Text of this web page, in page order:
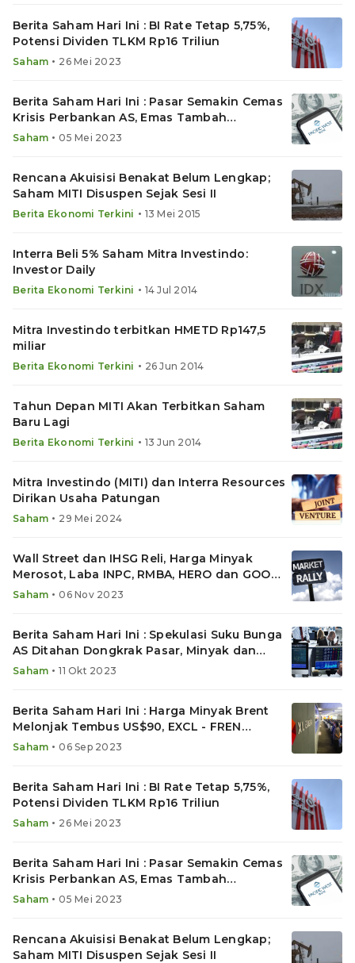
Berita Saham Hari Ini : BI Rate Tetap 5,75%,
Potensi Dividen TLKM Rp16 Triliun
Saham • 26 Mei 2023
Berita Saham Hari Ini : Pasar Semakin Cemas
Krisis Perbankan AS, Emas Tambah
Mengkilap
Saham • 05 Mei 2023
Rencana Akuisisi Benakat Belum Lengkap;
Saham MITI Disuspen Sejak Sesi II
Berita Ekonomi Terkini • 13 Mei 2015
Interra Beli 5% Saham Mitra Investindo:
Investor Daily
Berita Ekonomi Terkini • 14 Jul 2014
Mitra Investindo terbitkan HMETD Rp147,5
miliar
Berita Ekonomi Terkini • 26 Jun 2014
Tahun Depan MITI Akan Terbitkan Saham
Baru Lagi
Berita Ekonomi Terkini • 13 Jun 2014
Mitra Investindo (MITI) dan Interra Resources
Dirikan Usaha Patungan
Saham • 29 Mei 2024
Wall Street dan IHSG Reli, Harga Minyak
Merosot, Laba INPC, RMBA, HERO dan GOOD
Melesat
Saham • 06 Nov 2023
Berita Saham Hari Ini : Spekulasi Suku Bunga
AS Ditahan Dongkrak Pasar, Minyak dan
Emas Melemah
Saham • 11 Okt 2023
Berita Saham Hari Ini : Harga Minyak Brent
Melonjak Tembus US$90, EXCL - FREN
Kembali Jajaki Merger
Saham • 06 Sep 2023
Berita Saham Hari Ini : BI Rate Tetap 5,75%,
Potensi Dividen TLKM Rp16 Triliun
Saham • 26 Mei 2023
Berita Saham Hari Ini : Pasar Semakin Cemas
Krisis Perbankan AS, Emas Tambah
Mengkilap
Saham • 05 Mei 2023
Rencana Akuisisi Benakat Belum Lengkap;
Saham MITI Disuspen Sejak Sesi II